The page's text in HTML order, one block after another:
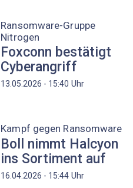
Ransomware-Gruppe
Nitrogen
Foxconn bestätigt
Cyberangriff
13.05.2026 - 15:40 Uhr
Kampf gegen Ransomware
Boll nimmt Halcyon
ins Sortiment auf
16.04.2026 - 15:44 Uhr